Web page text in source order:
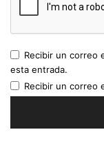
Recibir un correo
esta entrada.
Recibir un correo